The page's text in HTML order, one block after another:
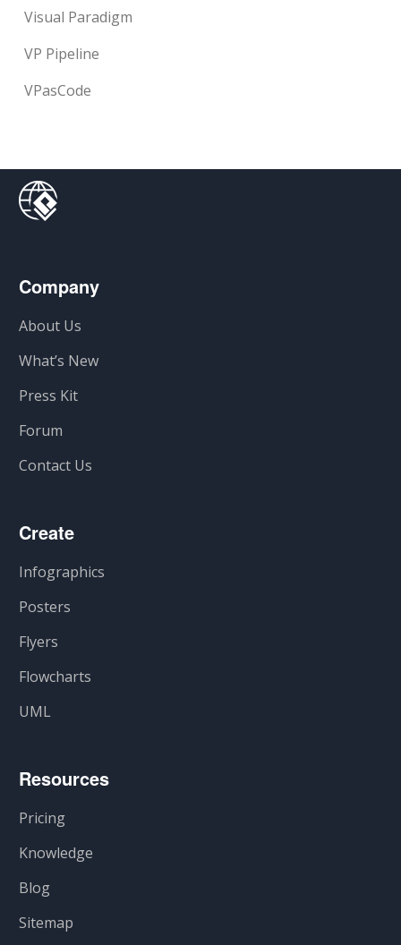
Visual Paradigm
VP Pipeline
VPasCode
Company
About Us
What’s New
Press Kit
Forum
Contact Us
Create
Infographics
Posters
Flyers
Flowcharts
UML
Resources
Pricing
Knowledge
Blog
Sitemap